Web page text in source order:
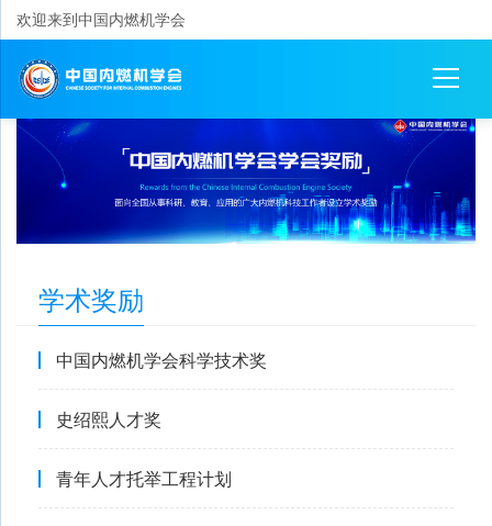
欢迎来到中国内燃机学会
学术奖励
中国内燃机学会科学技术奖
史绍熙人才奖
青年人才托举工程计划